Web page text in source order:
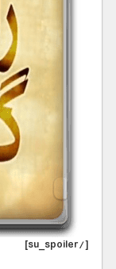
[/su_spoiler]